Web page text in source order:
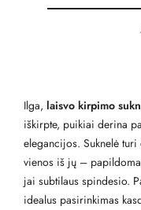
Ilga, laisvo kirpimo
iškirpte, puikiai derina
elegancijos. Suknelė
vienos iš jų –
jai subtilaus spindesio.
idealus pasirinkimas